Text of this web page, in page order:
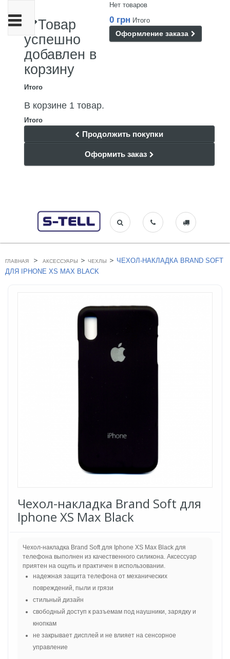
Нет товаров
0 грн Итого
Оформление заказа
Товар
успешно
добавлен в
корзину
Итого
В корзине 1 товар.
Итого
Продолжить покупки
Оформить заказ
Переключить
навигации
ГЛАВНАЯ > АКСЕССУАРЫ > ЧЕХЛЫ > ЧЕХОЛ-НАКЛАДКА BRAND SOFT
ДЛЯ IPHONE XS MAX BLACK
Чехол-накладка Brand Soft для
Iphone XS Max Black
Чехол-накладка Brand Soft для Iphone XS Max Black для
телефона выполнен из качественного силикона. Аксессуар
приятен на ощупь и практичен в использовании.
надежная защита телефона от механических
повреждений, пыли и грязи
стильный дизайн
свободный доступ к разъемам под наушники, зарядку и
кнопкам
не закрывает дисплей и не влияет на сенсорное
управление